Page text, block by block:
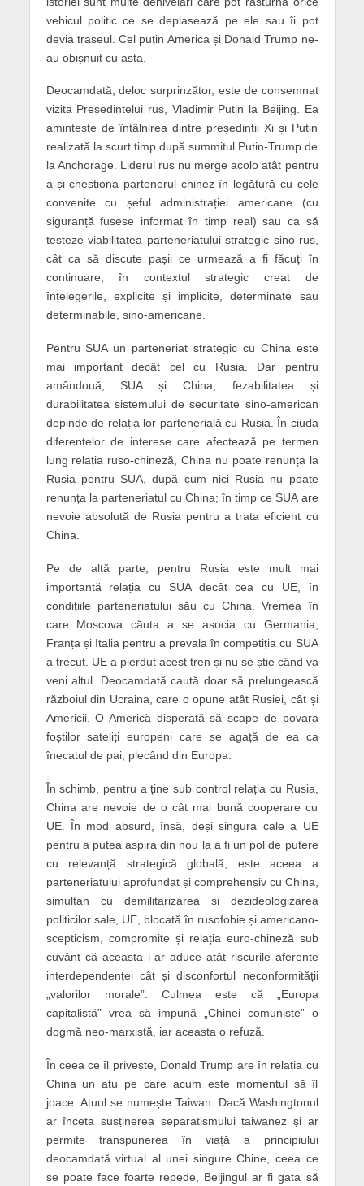
vehicul politic ce se deplasează pe ele sau îi pot
devia traseul. Cel puțin America și Donald Trump ne-
au obișnuit cu asta.
Deocamdată, deloc surprinzător, este de consemnat
vizita Președintelui rus, Vladimir Putin la Beijing. Ea
amintește de întâlnirea dintre președinții Xi și Putin
realizată la scurt timp după summitul Putin-Trump de
la Anchorage. Liderul rus nu merge acolo atât pentru
a-și chestiona partenerul chinez în legătură cu cele
convenite cu șeful administrației americane (cu
siguranță fusese informat în timp real) sau ca să
testeze viabilitatea parteneriatului strategic sino-rus,
cât ca să discute pașii ce urmează a fi făcuți în
continuare, în contextul strategic creat de
înțelegerile, explicite și implicite, determinate sau
determinabile, sino-americane.
Pentru SUA un parteneriat strategic cu China este
mai important decât cel cu Rusia. Dar pentru
amândouă, SUA și China, fezabilitatea și
durabilitatea sistemului de securitate sino-american
depinde de relația lor partenerială cu Rusia. În ciuda
diferențelor de interese care afectează pe termen
lung relația ruso-chineză, China nu poate renunța la
Rusia pentru SUA, după cum nici Rusia nu poate
renunța la parteneriatul cu China; în timp ce SUA are
nevoie absolută de Rusia pentru a trata eficient cu
China.
Pe de altă parte, pentru Rusia este mult mai
importantă relația cu SUA decât cea cu UE, în
condițiile parteneriatului său cu China. Vremea în
care Moscova căuta a se asocia cu Germania,
Franța și Italia pentru a prevala în competiția cu SUA
a trecut. UE a pierdut acest tren și nu se știe când va
veni altul. Deocamdată caută doar să prelungească
războiul din Ucraina, care o opune atât Rusiei, cât și
Americii. O Americă disperată să scape de povara
foștilor sateliți europeni care se agață de ea ca
înecatul de pai, plecând din Europa.
În schimb, pentru a ține sub control relația cu Rusia,
China are nevoie de o cât mai bună cooperare cu
UE. În mod absurd, însă, deși singura cale a UE
pentru a putea aspira din nou la a fi un pol de putere
cu relevanță strategică globală, este aceea a
parteneriatului aprofundat și comprehensiv cu China,
simultan cu demilitarizarea și dezideologizarea
politicilor sale, UE, blocată în rusofobie și americano-
scepticism, compromite și relația euro-chineză sub
cuvânt că aceasta i-ar aduce atât riscurile aferente
interdependenței cât și disconfortul neconformității
„valorilor morale”. Culmea este că „Europa
capitalistă” vrea să impună „Chinei comuniste” o
dogmă neo-marxistă, iar aceasta o refuză.
În ceea ce îl privește, Donald Trump are în relația cu
China un atu pe care acum este momentul să îl
joace. Atuul se numește Taiwan. Dacă Washingtonul
ar înceta susținerea separatismului taiwanez și ar
permite transpunerea în viață a principiului
deocamdată virtual al unei singure Chine, ceea ce
se poate face foarte repede, Beijingul ar fi gata să